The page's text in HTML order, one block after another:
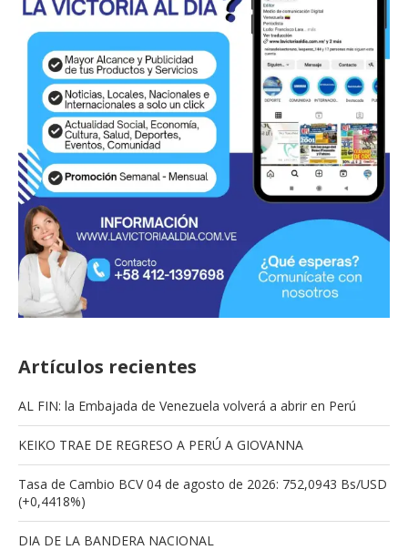
Artículos recientes
AL FIN: la Embajada de Venezuela volverá a abrir en Perú
KEIKO TRAE DE REGRESO A PERÚ A GIOVANNA
Tasa de Cambio BCV 04 de agosto de 2026: 752,0943 Bs/USD
(+0,4418%)
DIA DE LA BANDERA NACIONAL